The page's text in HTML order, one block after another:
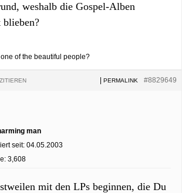
weshalb die Gospel-Alben
blieben?
of the beautiful people?
#8829649
PERMALINK
ZITIEREN
man
seit: 04.05.2003
3,608
mit den LPs beginnen, die Du